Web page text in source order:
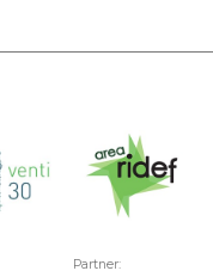
Partner: